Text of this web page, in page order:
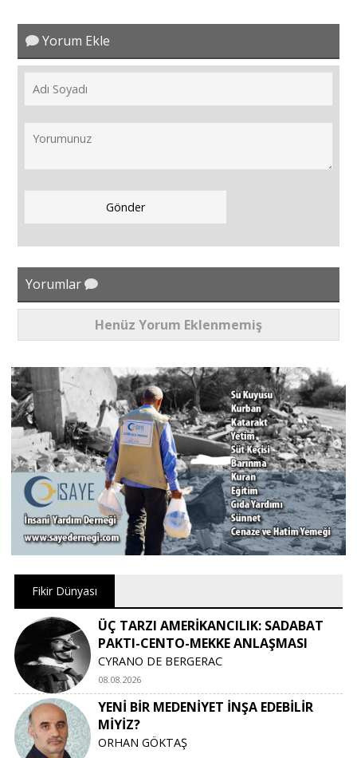
Yorum Ekle
Yorumlar
Henüz Yorum Eklenmemiş
Fikir Dünyası
ÜÇ TARZI AMERİKANCILIK: SADABAT
PAKTI-CENTO-MEKKE ANLAŞMASI
CYRANO DE BERGERAC
08.08.2026
YENİ BİR MEDENİYET İNŞA EDEBİLİR
MİYİZ?
ORHAN GÖKTAŞ